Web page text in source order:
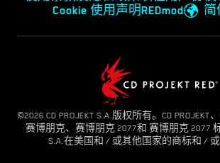
Cookie 使用声明REDmod 简
©2026 CD PROJEKT S.A.版权所有。CD PROJEKT、
赛博朋克、赛博朋克 2077和 赛博朋克 2077 标
S.A.在美国和 / 或其他国家的商标和 / 或